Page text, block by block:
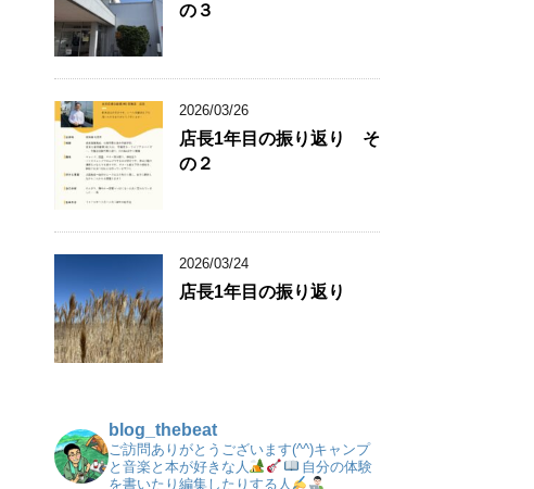
の３
2026/03/26
店長1年目の振り返り そ
の２
2026/03/24
店長1年目の振り返り
blog_thebeat
ご訪問ありがとうございます(^^)キャンプ
と音楽と本が好きな人
自分の体験
を書いたり編集したりする人